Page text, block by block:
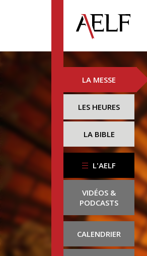
LA MESSE
LES HEURES
LA BIBLE
L'AELF
VIDÉOS &
PODCASTS
CALENDRIER